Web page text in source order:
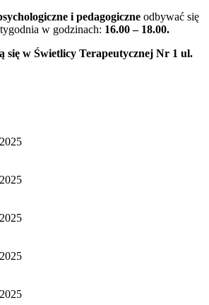
i pedagogiczne odbywać się
tygodnia w godzinach: 16.00 – 18.00.
się w Świetlicy Terapeutycznej Nr 1 ul.